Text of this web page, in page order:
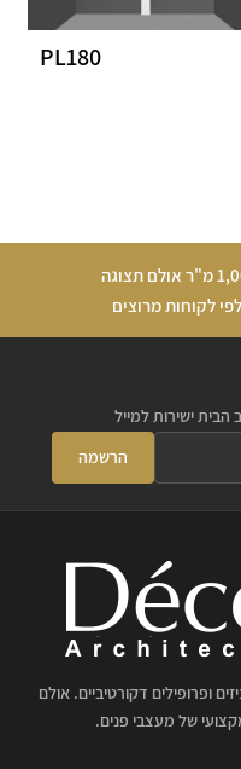
PL180
לקוחות מרוצים
הבית ישירות למייל
הרשמה
ופרופילים דקורטיביים. אולם